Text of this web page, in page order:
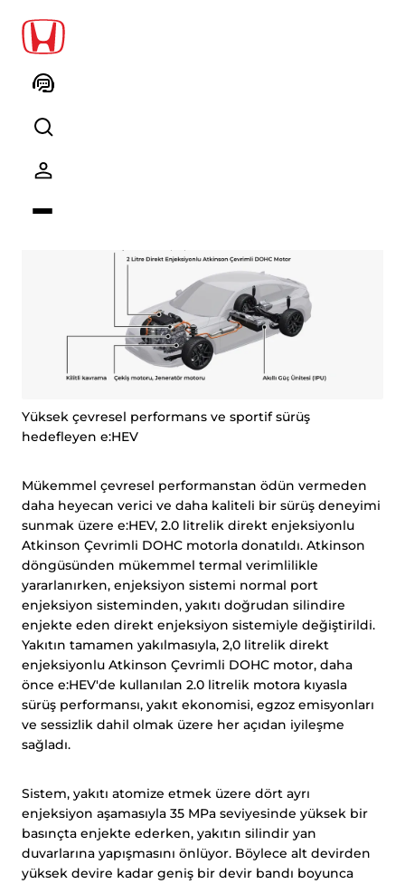
2,0 litre Direkt Enjeksiyonlu
Atkinson Çevrimli DOHC Motorlu
e:HEV
Yüksek çevresel performans ve sportif sürüş
Yüksek çevresel performans ve sportif sürüş
hedefleyen e:HEV
Mükemmel çevresel performanstan ödün vermeden
daha heyecan verici ve daha kaliteli bir sürüş deneyimi
sunmak üzere e:HEV, 2.0 litrelik direkt enjeksiyonlu
Atkinson Çevrimli DOHC motorla donatıldı. Atkinson
döngüsünden mükemmel termal verimlilikle
yararlanırken, enjeksiyon sistemi normal port
enjeksiyon sisteminden, yakıtı doğrudan silindire
enjekte eden direkt enjeksiyon sistemiyle değiştirildi.
Yakıtın tamamen yakılmasıyla, 2,0 litrelik direkt
enjeksiyonlu Atkinson Çevrimli DOHC motor, daha
önce e:HEV'de kullanılan 2.0 litrelik motora kıyasla
sürüş performansı, yakıt ekonomisi, egzoz emisyonları
ve sessizlik dahil olmak üzere her açıdan iyileşme
sağladı.
Sistem, yakıtı atomize etmek üzere dört ayrı
enjeksiyon aşamasıyla 35 MPa seviyesinde yüksek bir
basınçta enjekte ederken, yakıtın silindir yan
duvarlarına yapışmasını önlüyor. Böylece alt devirden
yüksek devire kadar geniş bir devir bandı boyunca